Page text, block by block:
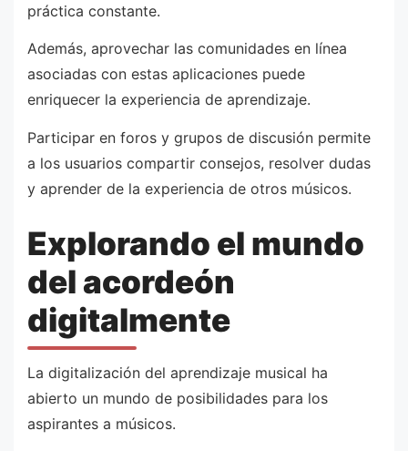
práctica constante.
Además, aprovechar las comunidades en línea
asociadas con estas aplicaciones puede
enriquecer la experiencia de aprendizaje.
Participar en foros y grupos de discusión permite
a los usuarios compartir consejos, resolver dudas
y aprender de la experiencia de otros músicos.
Explorando el mundo
del acordeón
digitalmente
La digitalización del aprendizaje musical ha
abierto un mundo de posibilidades para los
aspirantes a músicos.